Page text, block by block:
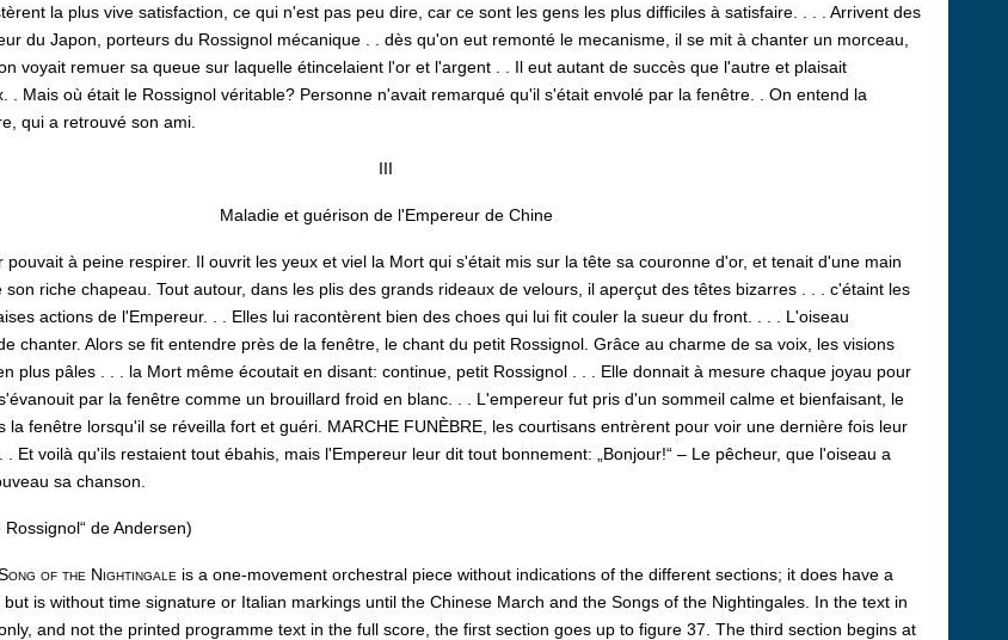
la plus vive satisfaction, ce qui n'est pas peu dire, car ce sont les gens les plus difficiles à satisfaire. . . . Arrivent des
du Japon, porteurs du Rossignol mécanique . . dès qu'on eut remonté le mecanisme, il se mit à chanter un morceau,
voyait remuer sa queue sur laquelle étincelaient l'or et l'argent . . Il eut autant de succès que l'autre et plaisait
. Mais où était le Rossignol véritable? Personne n'avait remarqué qu'il s'était envolé par la fenêtre. . On entend la
qui a retrouvé son ami.
III
Maladie et guérison de l'Empereur de Chine
pouvait à peine respirer. Il ouvrit les yeux et viel la Mort qui s'était mis sur la tête sa couronne d'or, et tenait d'une main
riche chapeau. Tout autour, dans les plis des grands rideaux de velours, il aperçut des têtes bizarres . . . c'étaint les
actions de l'Empereur. . . Elles lui racontèrent bien des choes qui lui fit couler la sueur du front. . . . L'oiseau
chanter. Alors se fit entendre près de la fenêtre, le chant du petit Rossignol. Grâce au charme de sa voix, les visions
plus pâles . . . la Mort même écoutait en disant: continue, petit Rossignol . . . Elle donnait à mesure chaque joyau pour
par la fenêtre comme un brouillard froid en blanc. . . L'empereur fut pris d'un sommeil calme et bienfaisant, le
la fenêtre lorsqu'il se réveilla fort et guéri. MARCHE FUNÈBRE, les courtisans entrèrent pour voir une dernière fois leur
Et voilà qu'ils restaient tout ébahis, mais l'Empereur leur dit tout bonnement: „Bonjour!“ – Le pêcheur, que l'oiseau a
sa chanson.
de Andersen)
of the Nightingale is a one-movement orchestral piece without indications of the different sections; it does have a
is without time signature or Italian markings until the Chinese March and the Songs of the Nightingales. In the text in
and not the printed programme text in the full score, the first section goes up to figure 37. The third section begins at